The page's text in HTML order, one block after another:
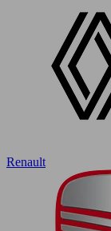
Renault